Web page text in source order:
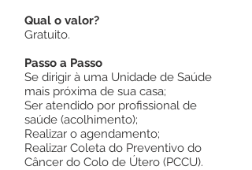
Qual o valor?
Gratuito.
Passo a Passo
Se dirigir à uma Unidade de Saúde
mais próxima de sua casa;
Ser atendido por profissional de
saúde (acolhimento);
Realizar o agendamento;
Realizar Coleta do Preventivo do
Câncer do Colo de Útero (PCCU).